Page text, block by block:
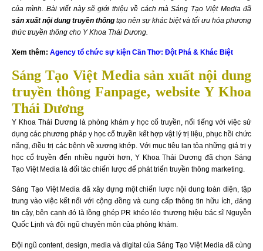
của mình. Bài viết này sẽ giới thiệu về cách mà Sáng Tạo Việt Media đã
sản xuất nội dung truyền thông tạo nên sự khác biệt và tối ưu hóa phương
thức truyền thông cho Y Khoa Thái Dương.
Xem thêm: Agency tổ chức sự kiện Cần Thơ: Đột Phá & Khác Biệt
Sáng Tạo Việt Media sản xuất nội dung
truyền thông Fanpage, website Y Khoa
Thái Dương
Y Khoa Thái Dương là phòng khám y học cổ truyền, nổi tiếng với việc sử
dụng các phương pháp y học cổ truyền kết hợp vật lý trị liệu, phục hồi chức
năng, điều trị các bệnh về xương khớp. Với mục tiêu lan tỏa những giá trị y
học cổ truyền đến nhiều người hơn, Y Khoa Thái Dương đã chọn Sáng
Tạo Việt Media là đối tác chiến lược để phát triển truyền thông marketing.
Sáng Tạo Việt Media đã xây dựng một chiến lược nội dung toàn diện, tập
trung vào việc kết nối với cộng đồng và cung cấp thông tin hữu ích, đáng
tin cậy, bên cạnh đó là lồng ghép PR khéo léo thương hiệu bác sĩ Nguyễn
Quốc Lịnh và đội ngũ chuyên môn của phòng khám.
Đội ngũ content, design, media và digital của Sáng Tạo Việt Media đã cùng